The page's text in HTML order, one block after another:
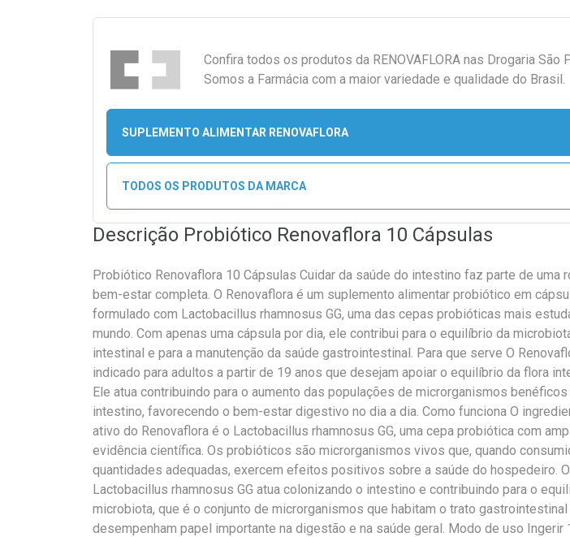
Confira todos os produtos da RENOVAFLORA nas Drogaria São
Somos a Farmácia com a maior variedade e qualidade do Brasil.
SUPLEMENTO ALIMENTAR RENOVAFLORA
TODOS OS PRODUTOS DA MARCA
Descrição Probiótico Renovaflora 10 Cápsulas
Probiótico Renovaflora 10 Cápsulas Cuidar da saúde do intestino faz parte de uma
bem-estar completa. O Renovaflora é um suplemento alimentar probiótico em
formulado com Lactobacillus rhamnosus GG, uma das cepas probióticas mais
mundo. Com apenas uma cápsula por dia, ele contribui para o equilíbrio da
intestinal e para a manutenção da saúde gastrointestinal. Para que serve O
indicado para adultos a partir de 19 anos que desejam apoiar o equilíbrio da flora
Ele atua contribuindo para o aumento das populações de microrganismos benéficos
intestino, favorecendo o bem-estar digestivo no dia a dia. Como funciona O
ativo do Renovaflora é o Lactobacillus rhamnosus GG, uma cepa probiótica com
evidência científica. Os probióticos são microrganismos vivos que, quando
quantidades adequadas, exercem efeitos positivos sobre a saúde do hospedeiro. O
Lactobacillus rhamnosus GG atua colonizando o intestino e contribuindo para o
microbiota, que é o conjunto de microrganismos que habitam o trato gastrointestinal
desempenham papel importante na digestão e na saúde geral. Modo de uso Ingerir